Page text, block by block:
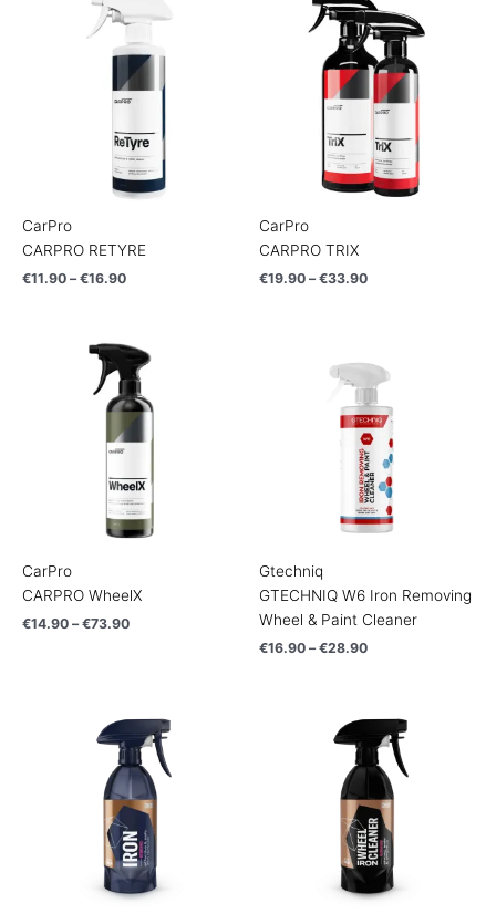
CarPro
CARPRO RETYRE
€11.90 – €16.90
€11.90
through
€16.90
CarPro
CARPRO TRIX
€19.90 – €33.90
range:
€19.90
through
€33.90
CarPro
CARPRO WheelX
€14.90 – €73.90
range:
€14.90
through
€73.90
Gtechniq
GTECHNIQ W6 Iron Removing
Wheel & Paint Cleaner
€16.90 – €28.90
€16.90
through
€28.90
range:
€17.90
through
€79.90
range:
€15.90
through
€72.90